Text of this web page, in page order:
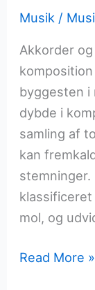
Musik /
Akkorder
byggesten i
dybde i
samling af
kan
mol, og
Akkorder
Read More »